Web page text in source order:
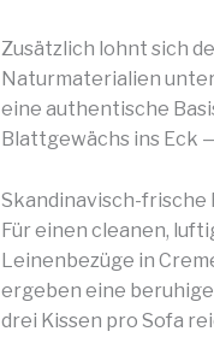
Zusätzlich lohnt sich
Naturmaterialien
eine authentische
Blattgewächs ins Eck
Skandinavisch-frische
Für einen cleanen,
Leinenbezüge in
ergeben eine
drei Kissen pro Sofa